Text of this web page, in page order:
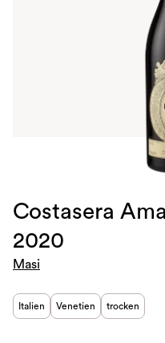
Costasera
2020
Masi
Italien Venetien trocken